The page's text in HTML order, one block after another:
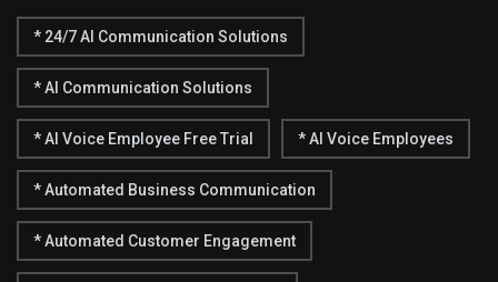
* 24/7 AI Communication Solutions
* AI Communication Solutions
* AI Voice Employee Free Trial * AI Voice Employees
* Automated Business Communication
* Automated Customer Engagement